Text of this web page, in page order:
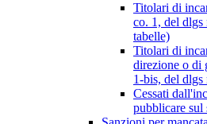
Titolari di
co. 1, del dlgs
tabelle)
Titolari di
direzione o di
1-bis, del dlgs
Cessati
pubblicare sul